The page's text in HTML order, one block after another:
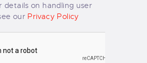
details on handling user
our Privacy Policy